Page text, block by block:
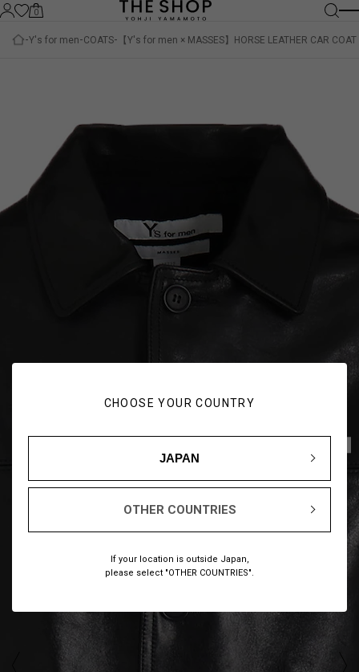
CHOOSE YOUR COUNTRY
JAPAN
OTHER COUNTRIES
If your location is outside Japan,
please select "OTHER COUNTRIES".
0
Y's for men COATS 【Y's for men × MASSES】HORSE LEATHER CAR COAT